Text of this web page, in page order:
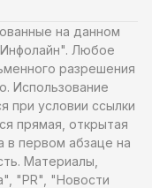
на данном
Любое
разрешения
Использование
при условии ссылки
прямая, открытая
в первом абзаце на
Материалы,
"PR", "Новости